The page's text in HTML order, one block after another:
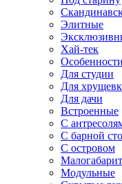
Элитные
Хай-тек
Особенности
Для студии
Для
Для дачи
Встроенные
С
С барной
С островом
Модульные